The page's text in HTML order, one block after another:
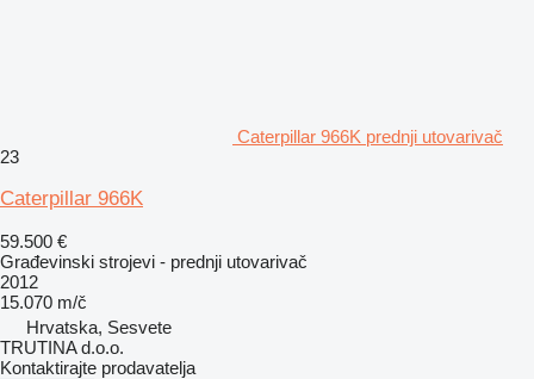
Caterpillar 966K prednji utovarivač
23
Caterpillar 966K
59.500 €
Građevinski strojevi - prednji utovarivač
2012
15.070 m/č
Hrvatska, Sesvete
TRUTINA d.o.o.
Kontaktirajte prodavatelja